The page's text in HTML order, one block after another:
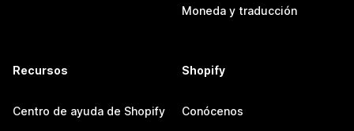
Moneda y traducción
Recursos
Centro de ayuda de Shopify
Shopify
Conócenos